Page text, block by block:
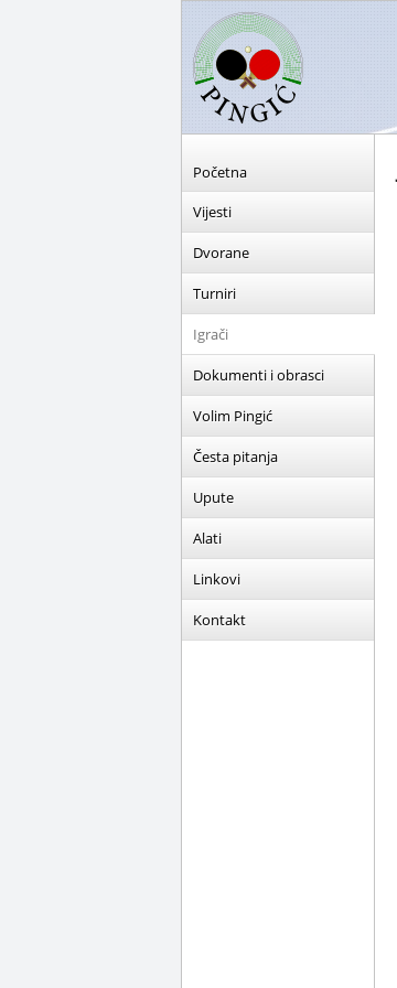
Početna
Vijesti
Dvorane
Turniri
Igrači
Dokumenti i obrasci
Volim Pingić
Česta pitanja
Upute
Alati
Linkovi
Kontakt